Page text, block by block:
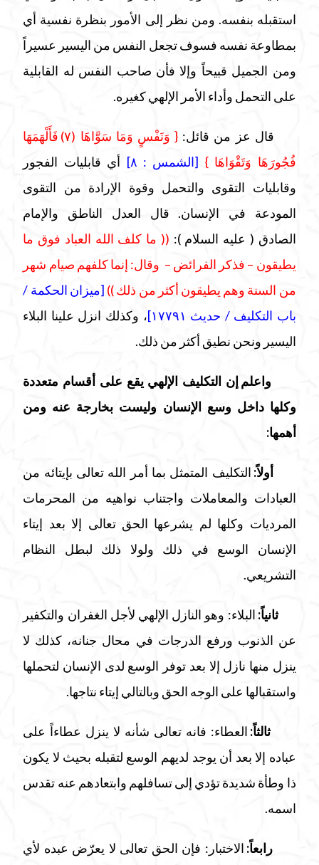
استقبله بنفسه. ومن نظر إلى الأمور بنظرة نفسية أي
بمطاوعة نفسه فسوف تجعل النفس من اليسير عسيراً
ومن الجميل قبيحاً وإلا فأن صاحب النفس له القابلية
على التحمل وأداء الأمر الإلهي كغيره.
قال عز من قائل: { وَنَفْسٍ وَمَا سَوَّاهَا (٧)
فَأَلْهَمَهَا
فُجُورَهَا وَتَقْوَاهَا } [الشمس : ٨]
أي قابليات الفجور
وقابليات التقوى والتحمل وقوة الإرادة من التقوى
المودعة في الإنسان. قال العدل الناطق والإمام
الصادق ( عليه السلام )
:
(( ما كلف الله العباد فوق ما
يطيقون – فذكر الفرائض – وقال: إنما كلفهم صيام شهر
من السنة وهم يطيقون أكثر من ذلك )) [ميزان الحكمة /
باب التكليف / حديث ١٧٧٩١]
، وكذلك انزل علينا البلاء
اليسير ونحن نطيق أكثر من ذلك.
واعلم إن التكليف الإلهي يقع على أقسام متعددة
وكلها داخل وسع الإنسان وليست بخارجة عنه ومن
أهمها:
أولاً: التكليف المتمثل بما أمر الله تعالى بإيتائه من
العبادات والمعاملات واجتناب نواهيه من المحرمات
المرديات وكلها لم يشرعها الحق تعالى إلا بعد إيتاء
الإنسان الوسع في ذلك ولولا ذلك لبطل النظام
التشريعي.
ثانياً: البلاء: وهو النازل الإلهي لأجل الغفران والتكفير
عن الذنوب ورفع الدرجات في محال جنانه، كذلك لا
ينزل منها نازل إلا بعد توفر الوسع لدى الإنسان لتحملها
واستقبالها على الوجه الحق وبالتالي إيتاء نتاجها.
ثالثاً: العطاء: فانه تعالى شأنه لا ينزل عطاءاً على
عباده إلا بعد أن يوجد لديهم الوسع لتقبله بحيث لا يكون
ذا وطأة شديدة تؤدي إلى تسافلهم وابتعادهم عنه تقدس
اسمه.
رابعاً: الاختبار: فإن الحق تعالى لا يعرّض عبده لأي